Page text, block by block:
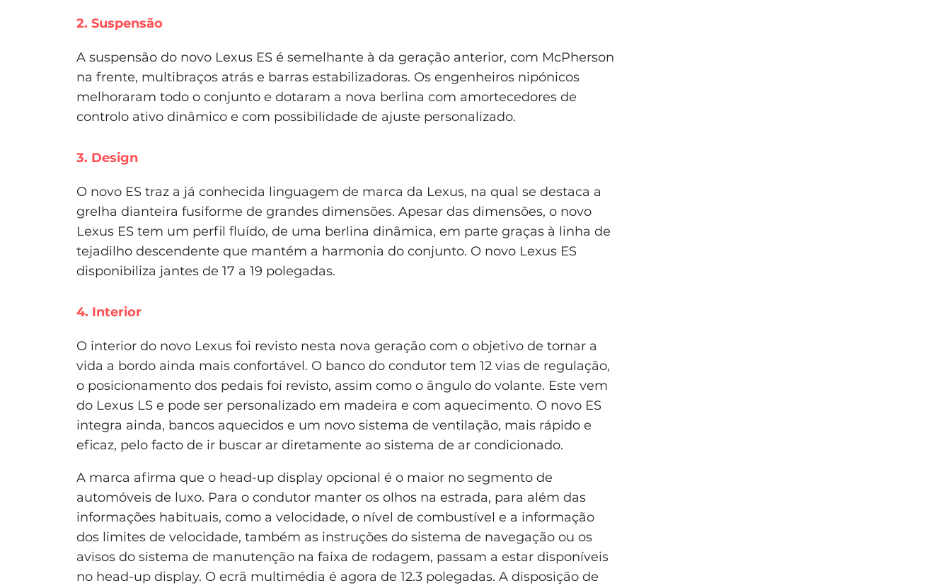
2. Suspensão
A suspensão do novo Lexus ES é semelhante à da geração anterior, com McPherson
na frente, multibraços atrás e barras estabilizadoras. Os engenheiros nipónicos
melhoraram todo o conjunto e dotaram a nova berlina com amortecedores de
controlo ativo dinâmico e com possibilidade de ajuste personalizado.
3. Design
O novo ES traz a já conhecida linguagem de marca da Lexus, na qual se destaca a
grelha dianteira fusiforme de grandes dimensões. Apesar das dimensões, o novo
Lexus ES tem um perfil fluído, de uma berlina dinâmica, em parte graças à linha de
tejadilho descendente que mantém a harmonia do conjunto. O novo Lexus ES
disponibiliza jantes de 17 a 19 polegadas.
4. Interior
O interior do novo Lexus foi revisto nesta nova geração com o objetivo de tornar a
vida a bordo ainda mais confortável. O banco do condutor tem 12 vias de regulação,
o posicionamento dos pedais foi revisto, assim como o ângulo do volante. Este vem
do Lexus LS e pode ser personalizado em madeira e com aquecimento. O novo ES
integra ainda, bancos aquecidos e um novo sistema de ventilação, mais rápido e
eficaz, pelo facto de ir buscar ar diretamente ao sistema de ar condicionado.
A marca afirma que o head-up display opcional é o maior no segmento de
automóveis de luxo. Para o condutor manter os olhos na estrada, para além das
informações habituais, como a velocidade, o nível de combustível e a informação
dos limites de velocidade, também as instruções do sistema de navegação ou os
avisos do sistema de manutenção na faixa de rodagem, passam a estar disponíveis
no head-up display. O ecrã multimédia é agora de 12.3 polegadas. A disposição de